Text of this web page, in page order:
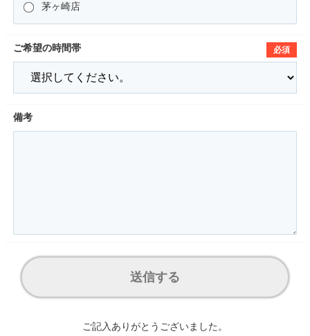
茅ヶ崎店
ご希望の時間帯 必須
備考
送信する
ご記入ありがとうございました。